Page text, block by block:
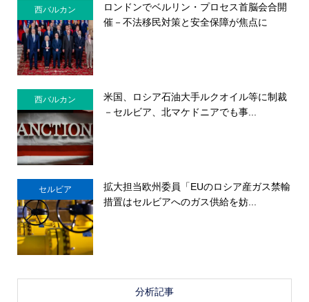
西バルカン
ロンドンでベルリン・プロセス首脳会合開
催－不法移民対策と安全保障が焦点に
西バルカン
米国、ロシア石油大手ルクオイル等に制裁
－セルビア、北マケドニアでも事...
セルビア
拡大担当欧州委員「EUのロシア産ガス禁輸
措置はセルビアへのガス供給を妨...
分析記事